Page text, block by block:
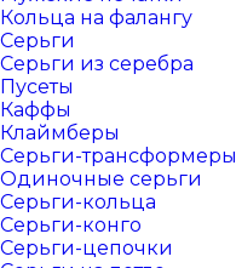
Кольца на фалангу
Серьги
Серьги из серебра
Пусеты
Каффы
Клаймберы
Серьги-трансформеры
Одиночные серьги
Серьги-кольца
Серьги-конго
Серьги-цепочки